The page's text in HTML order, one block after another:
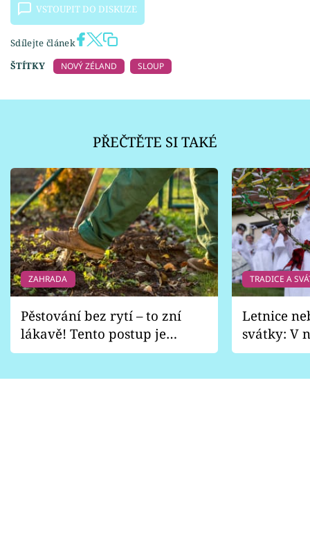
VSTOUPIT DO DISKUZE
Sdílejte článek
ŠTÍTKY
NOVÝ ZÉLAND SLOUP
PŘEČTĚTE SI TAKÉ
ZAHRADA
Pěstování bez rytí – to zní
lákavě! Tento postup je
vhodný jen pro některé
TRADICE A
Letnice
svátky: V
pondělí